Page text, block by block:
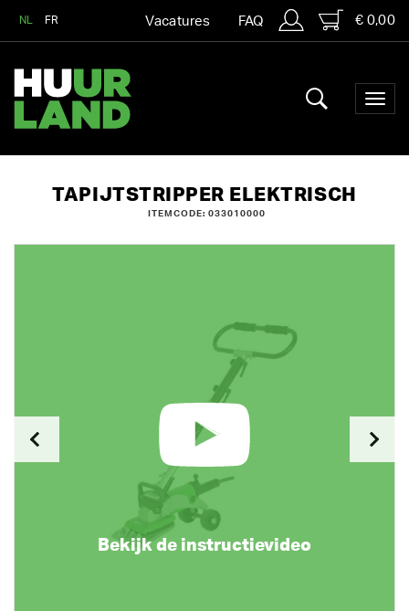
NL FR Vacatures FAQ € 0,00
TAPIJTSTRIPPER ELEKTRISCH
ITEMCODE: 033010000
Bekijk de instructievideo